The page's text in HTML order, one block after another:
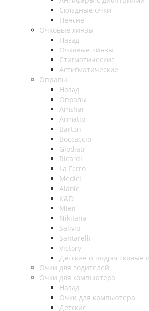
Складные очки
Пенсне
Очковые линзы
Назад
Очковые линзы
Стигматические
Астигматические
Оправы
Назад
Оправы
Amshar
Armatio
Barton
Boccaccio
Glodiatr
Ricardi
La Ferro
Medici
Alanie
K&D
Mien
Nikitana
Salivio
Santarelli
Victory
Детские и подростковые
Очки для водителей
Очки для компьютера
Назад
Очки для компьютера
Детские